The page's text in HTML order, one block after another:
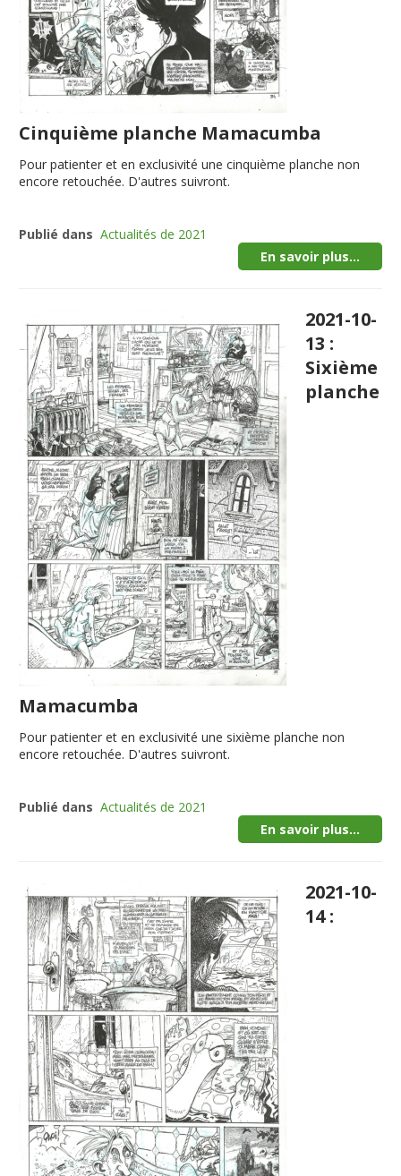
Cinquième planche Mamacumba
Pour patienter et en exclusivité une cinquième planche non
encore retouchée. D'autres suivront.
Publié dans Actualités de 2021
En savoir plus...
2021-10-
13 :
Sixième
planche
Mamacumba
Pour patienter et en exclusivité une sixième planche non
encore retouchée. D'autres suivront.
Publié dans Actualités de 2021
En savoir plus...
2021-10-
14 :